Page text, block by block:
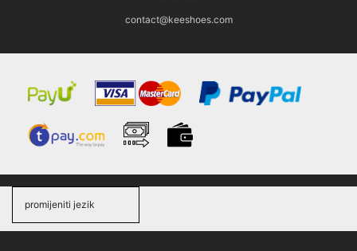
contact@keeshoes.com
promijeniti jezik